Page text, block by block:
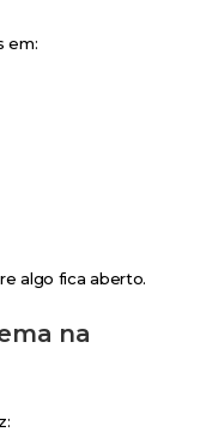
em:
algo fica aberto.
na